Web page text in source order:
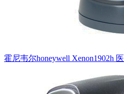
霍尼韦尔honeywell Xenon1902h